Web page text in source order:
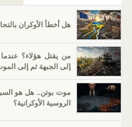
هل أخطأ الأوكران
من يقتل هؤلاء؟ عندما
إلى الجبهة ثم إلى
موت بوتن.. هل هو
الروسية الأوكرانية؟